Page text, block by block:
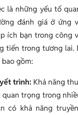
là những yếu tố
đánh giá ở ứng
ích bạn trong công
tiến trong tương lai.
gồm:
trình:Khả năng
quan trọng trong
có khả năng